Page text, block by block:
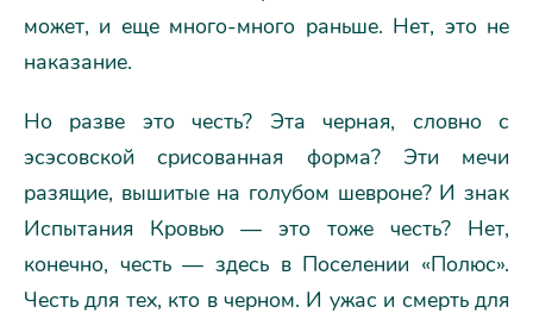
может, и еще много-много раньше. Нет, это не
наказание.
Но разве это честь? Эта черная, словно с
эсэсовской срисованная форма? Эти мечи
разящие, вышитые на голубом шевроне? И знак
Испытания Кровью — это тоже честь? Нет,
конечно, честь — здесь в Поселении «Полюс».
Честь для тех, кто в черном. И ужас и смерть для